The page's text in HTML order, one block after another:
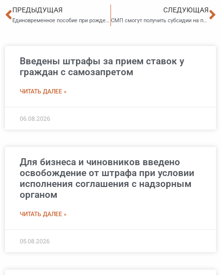
Пред
ПРЕДЫДУЩАЯ
Единовременное пособие при рождении ребенка может увеличиться в два раза
СЛЕДУЮЩАЯ
СМП смогут получить субсидии на покупку производственного оборудования
Введены штрафы за прием ставок у
граждан с самозапретом
ЧИТАТЬ ДАЛЕЕ »
06.08.2026
Для бизнеса и чиновников введено
освобождение от штрафа при условии
исполнения соглашения с надзорным
органом
ЧИТАТЬ ДАЛЕЕ »
05.08.2026